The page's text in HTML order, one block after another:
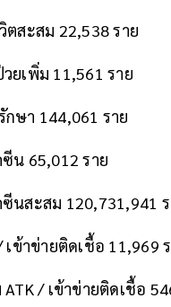
ตสะสม 22,538 ราย
ยเพิ่ม 11,561 ราย
กษา 144,061 ราย
น 65,012 ราย
นสะสม 120,731,941
เข้าข่ายติดเชื้อ 11,969
ATK / เข้าข่ายติดเชื้อ